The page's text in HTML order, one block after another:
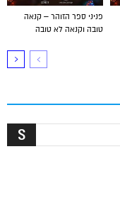
פניני ספר הזוהר – קנאה
טובה וקנאה לא טובה